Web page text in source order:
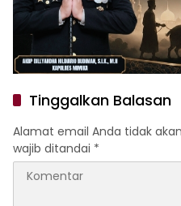
Tinggalkan Balasan
Alamat email Anda tidak
wajib ditandai *